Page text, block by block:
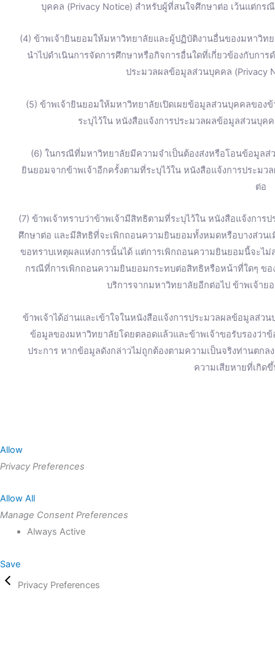
บุคคล (Privacy Notice) สำหรับผู้ที่สนใจศึกษาต่อ เว้นแต่ก
(4) ข้าพเจ้ายินยอมให้มหาวิทยาลัยและผู้ปฏิบัติงานอื่นของมหาวิท
นำไปดำเนินการจัดการศึกษาหรือกิจการอื่นใดที่เกี่ยวข้องกับกา
ประมวลผลข้อมูลส่วนบุคคล (Privacy
(5) ข้าพเจ้ายินยอมให้มหาวิทยาลัยเปิดเผยข้อมูลส่วนบุคคลของ
ระบุไว้ใน หนังสือแจ้งการประมวลผลข้อมูลส่วนบุค
(6) ในกรณีที่มหาวิทยาลัยมีความจำเป็นต้องส่งหรือโอนข้อมูล
ยินยอมจากข้าพเจ้าอีกครั้งตามที่ระบุไว้ใน หนังสือแจ้งการประม
ต่อ
(7) ข้าพเจ้าทราบว่าข้าพเจ้ามีสิทธิตามที่ระบุไว้ใน หนังสือแจ้งกา
ศึกษาต่อ และมีสิทธิที่จะเพิกถอนความยินยอมทั้งหมดหรือบางส่วน
ขอทราบเหตุผลแห่งการนั้นได้ แต่การเพิกถอนความยินยอมนี้จะไ
กรณีที่การเพิกถอนความยินยอมกระทบต่อสิทธิหรือหน้าที่ใดๆ ขอ
บริการจากมหาวิทยาลัยอีกต่อไป ข้าพเจ้า
ข้าพเจ้าได้อ่านและเข้าใจในหนังสือแจ้งการประมวลผลข้อมูลส่
ข้อมูลของมหาวิทยาลัยโดยตลอดแล้วและข้าพเจ้าขอรับรองว่า
ประการ หากข้อมูลดังกล่าวไม่ถูกต้องตามความเป็นจริงท่านตก
ความเสียหายที่เกิด
Allow
Privacy Preferences
Allow All
Manage Consent Preferences
Always Active
Save
Privacy Preferences